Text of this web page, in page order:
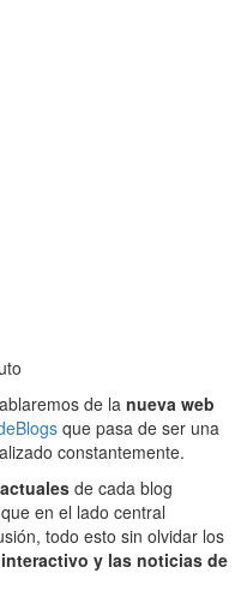
de la nueva web
que pasa de ser una
constantemente.
de cada blog
en el lado central
todo esto sin olvidar los
y las noticias de